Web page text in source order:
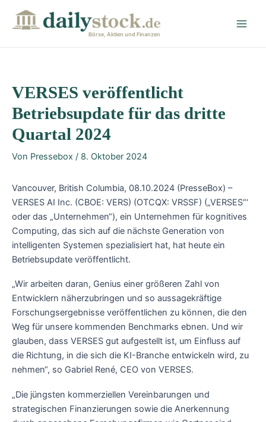
Börse, Aktien und Finanzen
VERSES veröffentlicht
Betriebsupdate für das dritte
Quartal 2024
Von Pressebox / 8. Oktober 2024
Vancouver, British Columbia, 08.10.2024 (PresseBox) –
VERSES AI Inc. (CBOE: VERS) (OTCQX: VRSSF) („VERSES“‘
oder das „Unternehmen“), ein Unternehmen für kognitives
Computing, das sich auf die nächste Generation von
intelligenten Systemen spezialisiert hat, hat heute ein
Betriebsupdate veröffentlicht.
„Wir arbeiten daran, Genius einer größeren Zahl von
Entwicklern näherzubringen und so aussagekräftige
Forschungsergebnisse veröffentlichen zu können, die den
Weg für unsere kommenden Benchmarks ebnen. Und wir
glauben, dass VERSES gut aufgestellt ist, um Einfluss auf
die Richtung, in die sich die KI-Branche entwickeln wird, zu
nehmen“, so Gabriel René, CEO von VERSES.
„Die jüngsten kommerziellen Vereinbarungen und
strategischen Finanzierungen sowie die Anerkennung